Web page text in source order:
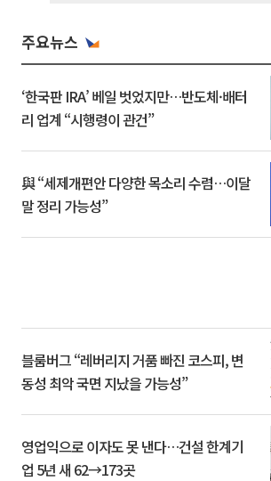
주요뉴스
‘한국판 IRA’ 베일 벗었지만…반도체·배터
리 업계 “시행령이 관건”
與 “세제개편안 다양한 목소리 수렴…이달
말 정리 가능성”
블룸버그 “레버리지 거품 빠진 코스피, 변
동성 최악 국면 지났을 가능성”
영업익으로 이자도 못 낸다…건설 한계기
업 5년 새 62→173곳